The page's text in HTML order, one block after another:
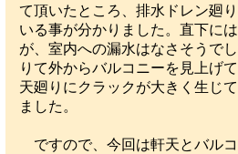
て頂いたところ、排水ドレン廻
いる事が分かりました。直下に
が、室内への漏水はなさそうで
りて外からバルコニーを見上げ
天廻りにクラックが大きく生じ
ました。
ですので、今回は軒天とバル